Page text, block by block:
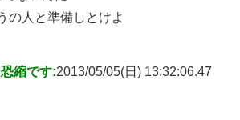
の人と準備しとけよ
縮です:2013/05/05(日) 13:32:06.47